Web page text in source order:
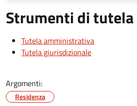
Strumenti di tutela
Tutela amministrativa
Tutela giurisdizionale
Argomenti:
Residenza